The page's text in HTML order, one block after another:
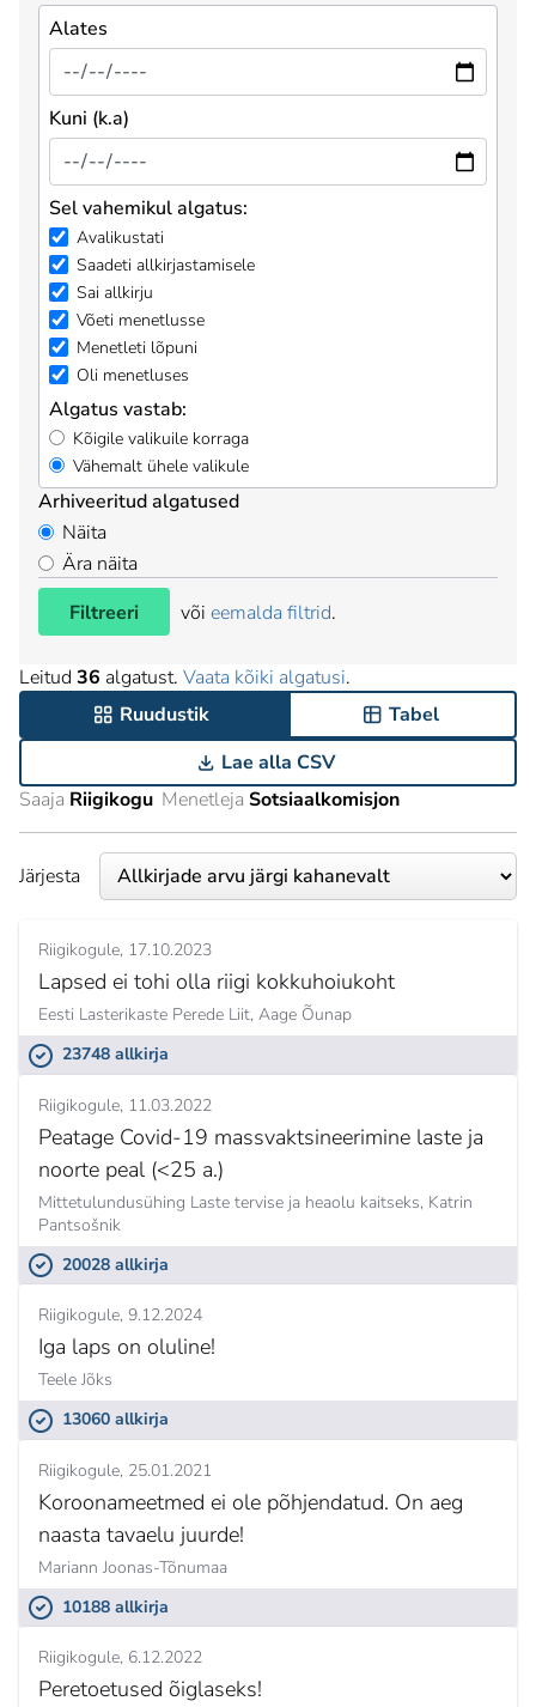
Alates
Kuni (k.a)
Sel vahemikul algatus:
Avalikustati
Saadeti allkirjastamisele
Sai allkirju
Võeti menetlusse
Menetleti lõpuni
Oli menetluses
Algatus vastab:
Kõigile valikuile korraga
Vähemalt ühele valikule
Arhiveeritud algatused
Näita
Ära näita
Filtreeri
või eemalda filtrid.
Leitud 36 algatust. Vaata kõiki algatusi.
Ruudustik
Tabel
Lae alla CSV
Saaja Riigikogu Menetleja Sotsiaalkomisjon
Järjesta
Riigikogule 17.10.2023
Lapsed ei tohi olla riigi kokkuhoiukoht
Eesti Lasterikaste Perede Liit, Aage Õunap
23748 allkirja
Riigikogule 11.03.2022
Peatage Covid-19 massvaktsineerimine laste ja
noorte peal (<25 a.)
Mittetulundusühing Laste tervise ja heaolu kaitseks, Katrin
Pantsošnik
20028 allkirja
Riigikogule 9.12.2024
Iga laps on oluline!
Teele Jõks
13060 allkirja
Riigikogule 25.01.2021
Koroonameetmed ei ole põhjendatud. On aeg
naasta tavaelu juurde!
Mariann Joonas-Tõnumaa
10188 allkirja
Riigikogule 6.12.2022
Peretoetused õiglaseks!